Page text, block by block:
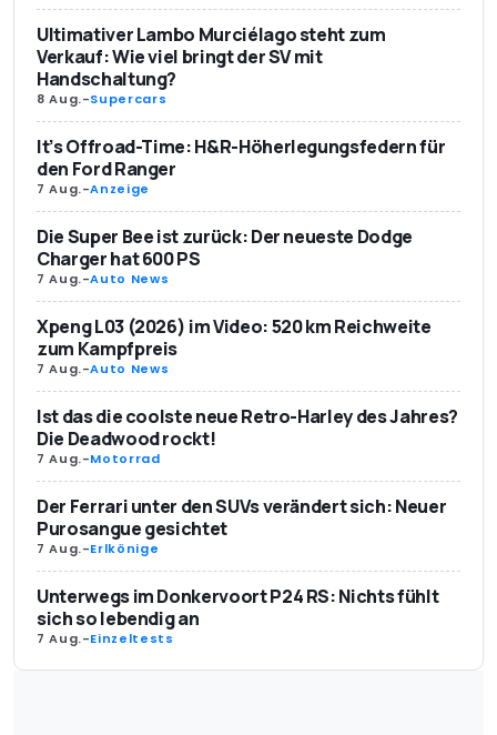
Ultimativer Lambo Murciélago steht zum
Verkauf: Wie viel bringt der SV mit
Handschaltung?
8 Aug.-Supercars
It’s Offroad-Time: H&R-Höherlegungsfedern für
den Ford Ranger
7 Aug.-Anzeige
Die Super Bee ist zurück: Der neueste Dodge
Charger hat 600 PS
7 Aug.-Auto News
Xpeng L03 (2026) im Video: 520 km Reichweite
zum Kampfpreis
7 Aug.-Auto News
Ist das die coolste neue Retro-Harley des Jahres?
Die Deadwood rockt!
7 Aug.-Motorrad
Der Ferrari unter den SUVs verändert sich: Neuer
Purosangue gesichtet
7 Aug.-Erlkönige
Unterwegs im Donkervoort P24 RS: Nichts fühlt
sich so lebendig an
7 Aug.-Einzeltests